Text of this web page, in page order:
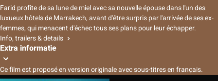
Farid profite de sa lune de miel avec sa nouvelle épouse dans l'un des
luxueux hôtels de Marrakech, avant d'être surpris par l'arrivée de ses ex-
femmes, qui menacent d'échec tous ses plans pour leur échapper.
Info, trailers & details
Extra informatie
Ce film est proposé en version originale avec sous-titres en français.